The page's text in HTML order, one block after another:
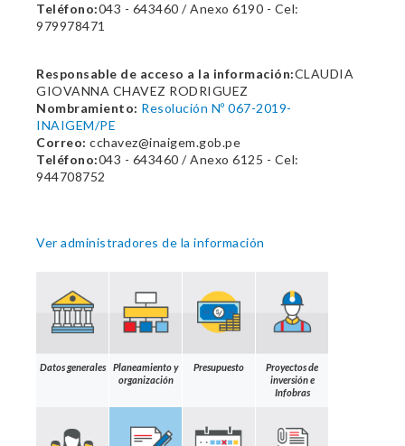
Teléfono:043 - 643460 / Anexo 6190 - Cel:
979978471
Responsable de acceso a la información:CLAUDIA
GIOVANNA CHAVEZ RODRIGUEZ
Nombramiento: Resolución Nº 067-2019-
INAIGEM/PE
Correo: cchavez@inaigem.gob.pe
Teléfono:043 - 643460 / Anexo 6125 - Cel:
944708752
Ver administradores de la información
Datos generales
Planeamiento y
organización
Presupuesto
Proyectos de
inversión e
Infobras